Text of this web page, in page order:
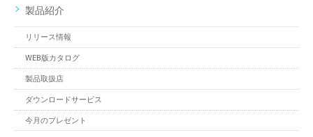
製品紹介
リリース情報
WEB版カタログ
製品取扱店
ダウンロードサービス
今月のプレゼント